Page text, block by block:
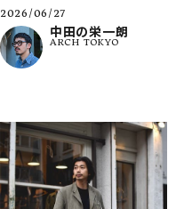
2026/06/27
中田の栄一朗
ARCH TOKYO